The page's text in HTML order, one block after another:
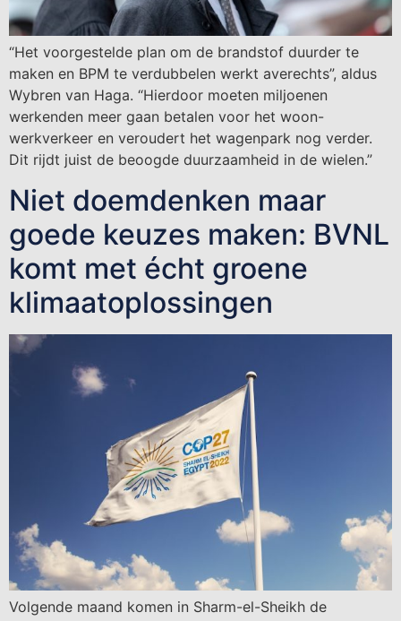
“Het voorgestelde plan om de brandstof duurder te
maken en BPM te verdubbelen werkt averechts”, aldus
Wybren van Haga. “Hierdoor moeten miljoenen
werkenden meer gaan betalen voor het woon-
werkverkeer en veroudert het wagenpark nog verder.
Dit rijdt juist de beoogde duurzaamheid in de wielen.”
Niet doemdenken maar
goede keuzes maken: BVNL
komt met écht groene
klimaatoplossingen
Volgende maand komen in Sharm-el-Sheikh de